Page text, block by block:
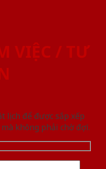
VIỆC / TƯ
lịch để được sắp xếp
không phải chờ đợi.